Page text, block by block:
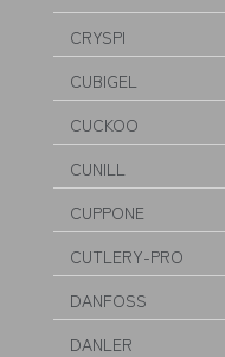
CRYSPI
CUBIGEL
CUCKOO
CUNILL
CUPPONE
CUTLERY-PRO
DANFOSS
DANLER